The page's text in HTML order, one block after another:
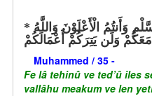
فَلَا تَهِنُوا وَتَدْعُوا إِلَى السَّلْمِ وَأَنتُمُ الْأَعْلَوْنَ وَاللَّهُ
مَعَكُمْ وَلَن يَتِرَكُمْ أَعْمَالَكُمْ
Muhammed / 35 -
Fe lâ tehinû ve ted’û iles
vallâhu meakum ve len